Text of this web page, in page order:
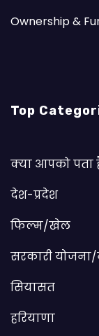
Ownership &
Top
क्या आपको पता
देश-प्रदेश
फिल्म/खेल
सरकारी
सियासत
हरियाणा